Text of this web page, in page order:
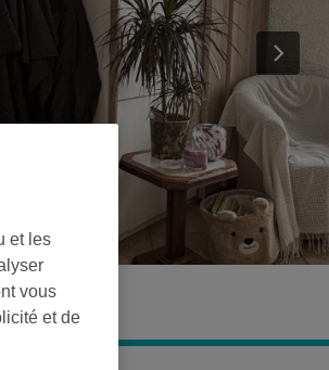
et les
vous
et de